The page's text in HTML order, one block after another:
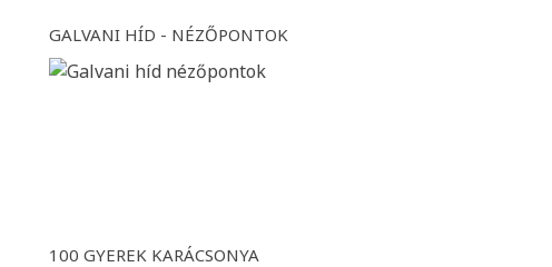
GALVANI HÍD - NÉZŐPONTOK
100 GYEREK KARÁCSONYA